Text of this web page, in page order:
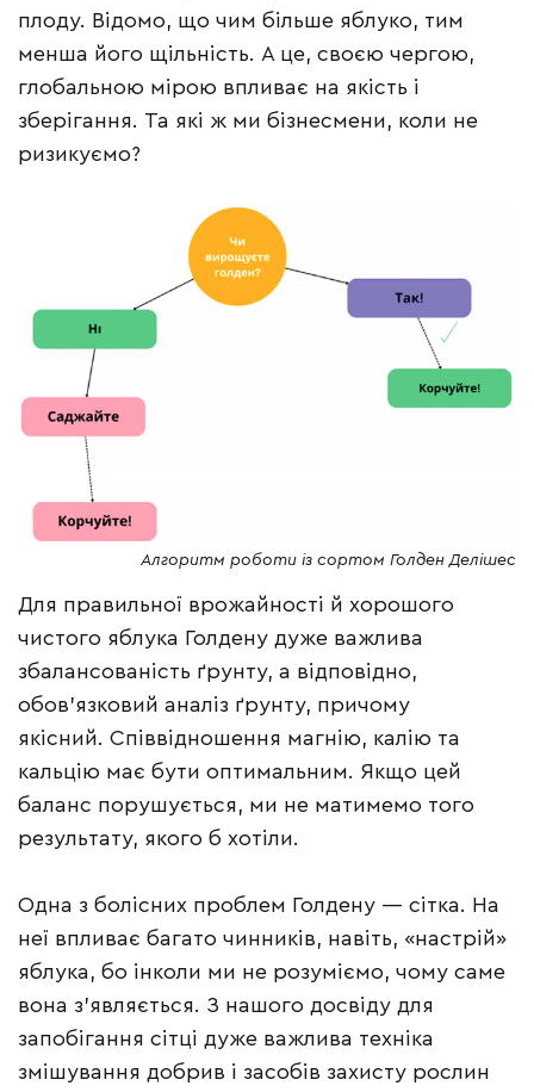
плоду. Відомо, що чим більше яблуко, тим
менша його щільність. А це, своєю чергою,
глобальною мірою впливає на якість і
зберігання. Та які ж ми бізнесмени, коли не
ризикуємо?
Алгоритм роботи із сортом Голден Делішес
Для правильної врожайності й хорошого
чистого яблука Голдену дуже важлива
збалансованість ґрунту, а відповідно,
обов’язковий аналіз ґрунту, причому
якісний. Співвідношення магнію, калію та
кальцію має бути оптимальним. Якщо цей
баланс порушується, ми не матимемо того
результату, якого б хотіли.
Одна з болісних проблем Голдену — сітка. На
неї впливає багато чинників, навіть, «настрій»
яблука, бо інколи ми не розуміємо, чому саме
вона з’являється. З нашого досвіду для
запобігання сітці дуже важлива техніка
змішування добрив і засобів захисту рослин